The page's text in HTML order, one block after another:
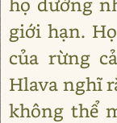
giới hạn.
của rừng
Hlava nghĩ
không thể